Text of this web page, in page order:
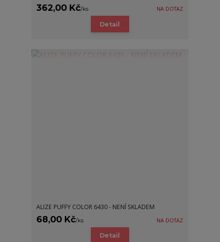
362,00 Kč/ks NA DOTAZ
Detail
ALIZE PUFFY COLOR 6430 - NENÍ SKLADEM
68,00 Kč/ks NA DOTAZ
Detail